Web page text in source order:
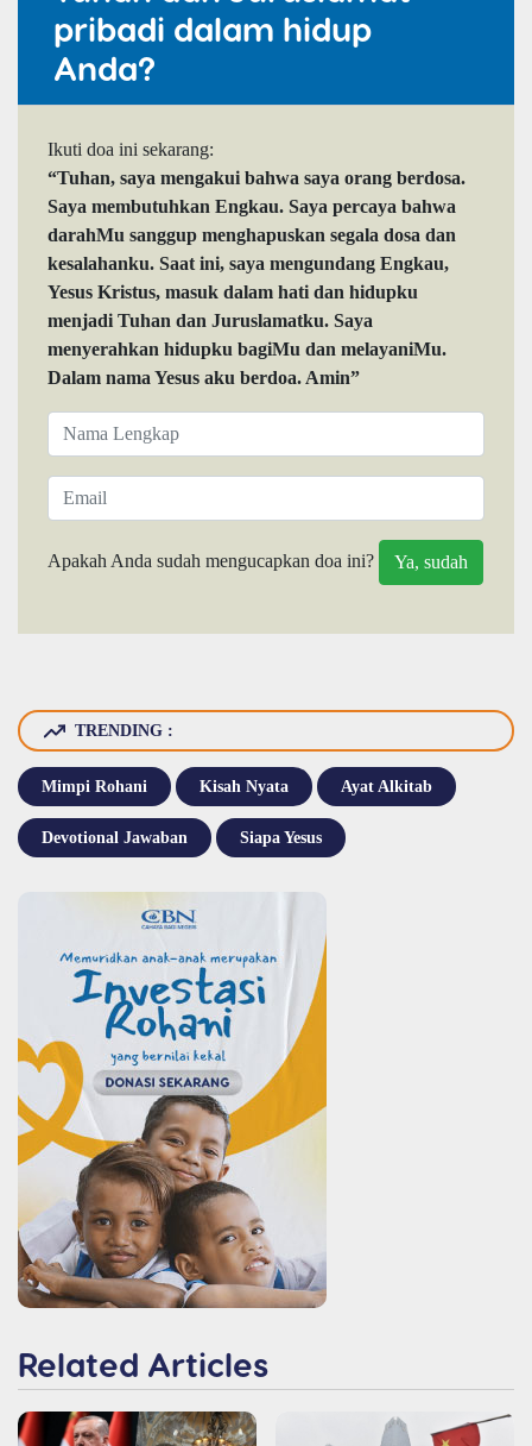
pribadi dalam hidup
Anda?
Ikuti doa ini sekarang:
“Tuhan, saya mengakui bahwa saya orang berdosa.
Saya membutuhkan Engkau. Saya percaya bahwa
darahMu sanggup menghapuskan segala dosa dan
kesalahanku. Saat ini, saya mengundang Engkau,
Yesus Kristus, masuk dalam hati dan hidupku
menjadi Tuhan dan Juruslamatku. Saya
menyerahkan hidupku bagiMu dan melayaniMu.
Dalam nama Yesus aku berdoa. Amin”
Apakah Anda sudah mengucapkan doa ini?
TRENDING :
Mimpi Rohani Kisah Nyata Ayat Alkitab
Devotional Jawaban Siapa Yesus
Related Articles